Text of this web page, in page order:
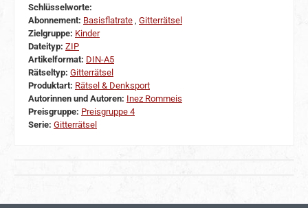
Schlüsselworte:
Abonnement: Basisflatrate Gitterrätsel
Zielgruppe: Kinder
Dateityp: ZIP
Artikelformat: DIN-A5
Rätseltyp: Gitterrätsel
Produktart: Rätsel & Denksport
Autorinnen und Autoren: Inez Rommeis
Preisgruppe: Preisgruppe 4
Serie: Gitterrätsel